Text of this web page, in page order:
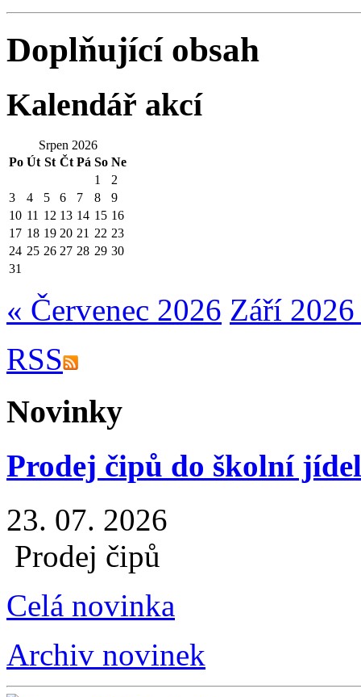
Doplňující obsah
Kalendář akcí
Srpen 2026
Po Út St Čt Pá So Ne
1
2
3
4 5 6 7 8
9
10 11 12 13 14 15 16
17 18 19 20 21 22 23
24 25 26 27 28 29 30
31
« Červenec 2026 Září
RSS
Novinky
Prodej čipů do školní
23. 07. 2026
Prodej čipů
Celá novinka
Archiv novinek